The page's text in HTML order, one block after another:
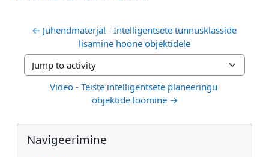
← Juhendmaterjal - Intelligentsete tunnusklasside
lisamine hoone objektidele
Jump to activity
Video - Teiste intelligentsete planeeringu
objektide loomine →
Plokid
Jäta vahele Navigeerimine
Navigeerimine